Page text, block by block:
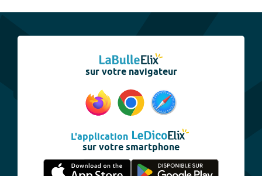
sur votre navigateur
L'application
sur votre smartphone